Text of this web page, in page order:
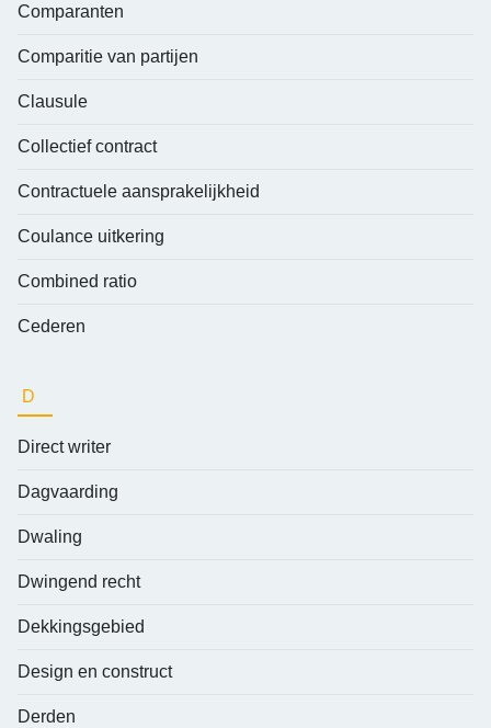
Comparanten
Comparitie van partijen
Clausule
Collectief contract
Contractuele aansprakelijkheid
Coulance uitkering
Combined ratio
Cederen
D
Direct writer
Dagvaarding
Dwaling
Dwingend recht
Dekkingsgebied
Design en construct
Derden